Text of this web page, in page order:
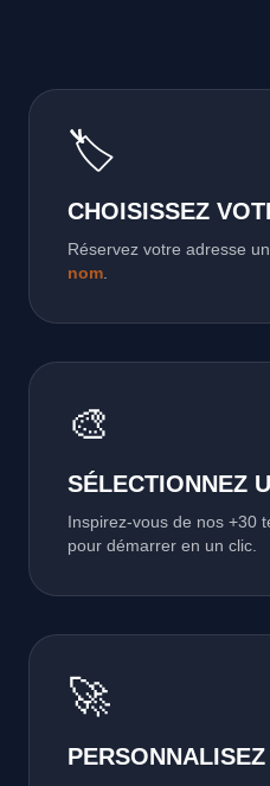
🏷️
CHOISISSEZ
Réservez votre adresse
nom
🎨
SÉLECTIONNEZ
Inspirez-vous de nos +30
pour démarrer en un clic.
🚀